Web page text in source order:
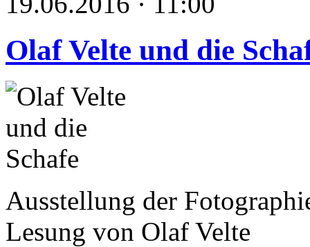
Olaf Velte und die
Ausstellung der
Lesung von Olaf Velte